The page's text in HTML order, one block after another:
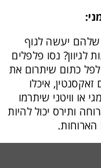
שלהם יעשה לגוף
לגיוון? נסו פלפלים
כתום שיתרום את
איכלו
או וויטני שיתרמו
ותירס יכול להיות
הארוחות.